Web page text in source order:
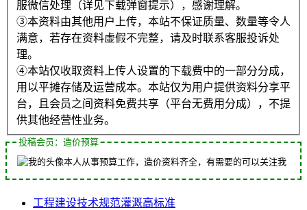
服微信处理（详见下载弹窗提示），感谢理解。
③本资料由其他用户上传，本站不保证质量、数量等令人
满意，若存在资料虚假不完整，请及时联系客服投诉处
理。
④本站仅收取资料上传人设置的下载费中的一部分分成，
用以平摊存储及运营成本。本站仅为用户提供资料分享平
台，且会员之间资料免费共享（平台无费用分成），不提
供其他经营性业务。
投稿会员：造价预算
本人从事预算工作，造价资料齐全，有需要的可以关注我
工程建设技术规范灌溉高标准